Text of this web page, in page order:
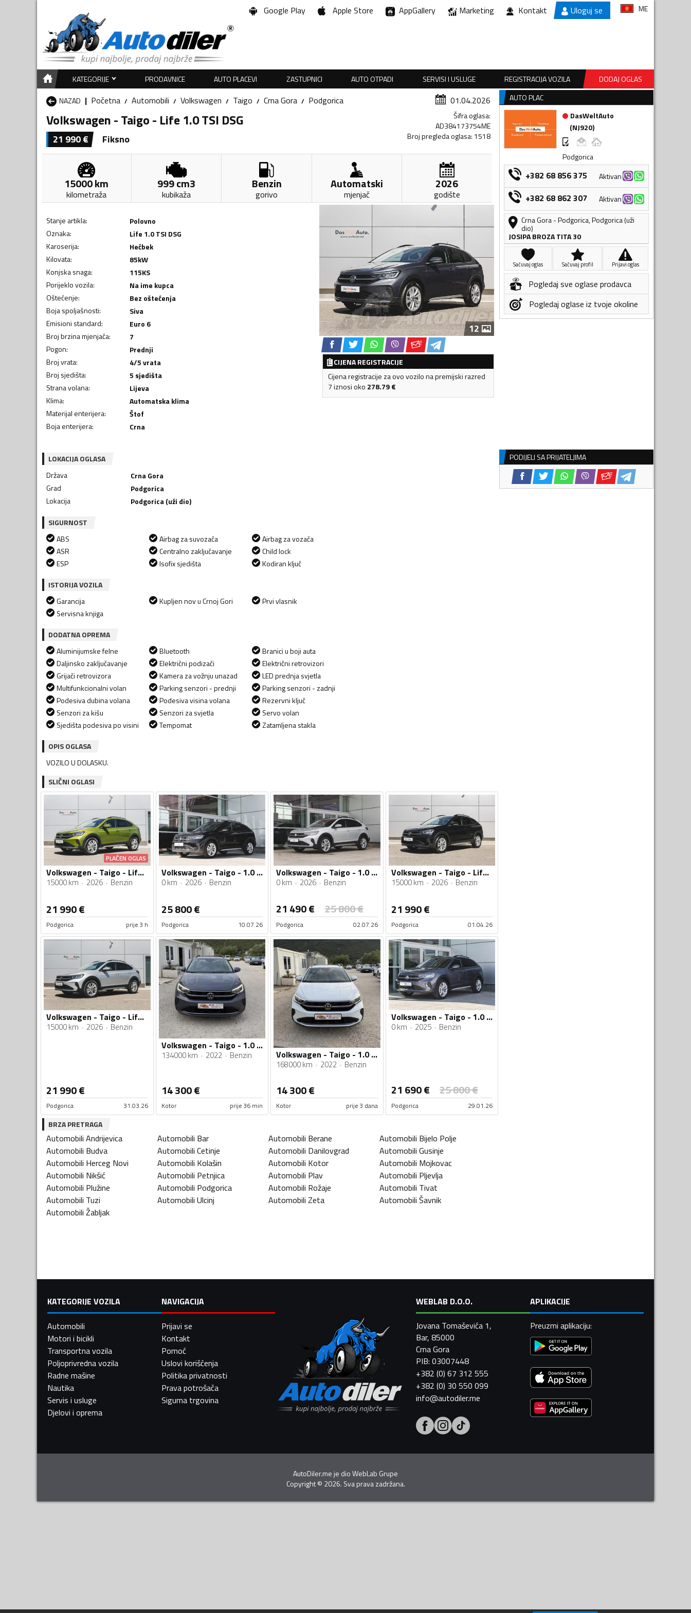
Google Play Apple Store AppGallery Marketing Kontakt Uloguj se ME
KATEGORIJE PRODAVNICE AUTO PLACEVI ZASTUPNICI AUTO OTPADI SERVISI I USLUGE REGISTRACIJA VOZILA
DODAJ OGLAS
NAZAD
Početna Automobili Volkswagen Taigo Crna Gora Podgorica 01.04.2026
Volkswagen - Taigo - Life 1.0 TSI DSG
21 990€ Fiksno
Šifra oglasa:
AD384173754ME
Broj pregleda oglasa: 1518
15000km
kilometraža
999cm3
kubikaža
Benzin
gorivo
Automatski
mjenjač
2026
godište
Stanje artikla:
Polovno
Oznaka:
Life 1.0 TSI DSG
Karoserija:
Hečbek
Kilovata: 85kW
Konjska snaga: 115KS
Porijeklo vozila:
Na ime kupca
Oštećenje:
Bez oštećenja
Boja spoljašnosti:
Siva
Emisioni standard:
Euro 6
Broj brzina mjenjača:
7
Pogon:
Prednji
Broj vrata:
4/5 vrata
Broj sjedišta:
5 sjedišta
Strana volana:
Lijeva
Klima:
Automatska klima
Materijal enterijera:
Štof
Boja enterijera: Crna
12
CIJENA REGISTRACIJE
Cijena registracije za ovo vozilo na premijski razred
7 iznosi oko 278.79€
LOKACIJA OGLASA
Država
Crna Gora
Grad
Podgorica
Lokacija
Podgorica (uži dio)
SIGURNOST
ABS
ASR
ESP
Airbag za suvozača
Centralno zaključavanje
Isofix sjedišta
Airbag za vozača
Child lock
Kodiran ključ
ISTORIJA VOZILA
Garancija
Servisna knjiga
Kupljen nov u Crnoj Gori Prvi vlasnik
DODATNA OPREMA
Aluminijumske felne
Daljinsko zaključavanje
Grijači retrovizora
Multifunkcionalni volan
Podesiva dubina volana
Senzori za kišu
Sjedišta podesiva po visini
Bluetooth
Električni podizači
Kamera za vožnju unazad
Parking senzori - prednji
Podesiva visina volana
Senzori za svjetla
Tempomat
Branici u boji auta
Električni retrovizori
LED prednja svjetla
Parking senzori - zadnji
Rezervni ključ
Servo volan
Zatamljena stakla
OPIS OGLASA
VOZILO U DOLASKU.
SLIČNI OGLASI
PLAĆEN OGLAS
Volkswagen - Taigo - Life 1.0 TSI DSG
15000 km 2026 Benzin
21 990€
Podgorica prije 3 h
Volkswagen - Taigo - 1.0 TSI
0 km 2026 Benzin
25 800€
Podgorica 10.07.26
Volkswagen - Taigo - 1.0 TSI
0 km 2026 Benzin
21 490€ 25 800€
Podgorica 02.07.26
Volkswagen - Taigo - Life 1.0 TSI DSG
15000 km 2026 Benzin
21 990€
Podgorica 01.04.26
Volkswagen - Taigo - Life 1.0 TSI DSG
15000 km 2026 Benzin
21 990€
Podgorica 31.03.26
Volkswagen - Taigo - 1.0 TSI 03/2023g
134000 km 2022 Benzin
14 300€
Kotor prije 36 min
Volkswagen - Taigo - 1.0 TSI 03/2023g
168000 km 2022 Benzin
14 300€
Kotor prije 3 dana
Volkswagen - Taigo - 1.0 TSI
0 km 2025 Benzin
21 690€ 25 800€
Podgorica 29.01.26
BRZA PRETRAGA
Automobili Andrijevica Automobili Bar Automobili Berane Automobili Bijelo Polje
Automobili Budva Automobili Cetinje Automobili Danilovgrad Automobili Gusinje
Automobili Herceg Novi Automobili Kolašin Automobili Kotor Automobili Mojkovac
Automobili Nikšić Automobili Petnjica Automobili Plav Automobili Pljevlja
Automobili Plužine Automobili Podgorica Automobili Rožaje Automobili Tivat
Automobili Tuzi Automobili Ulcinj Automobili Zeta Automobili Šavnik
Automobili Žabljak
AUTO PLAC
DasWeltAuto
(NJ920)
Podgorica
+382 68 856 375 Aktivan
+382 68 862 307
Aktivan
Crna Gora-Podgorica,Podgorica (uži
dio)
JOSIPA BROZA TITA 30
Sačuvaj oglas Sačuvaj profil Prijavi oglas
Pogledaj sve oglase prodavca
Pogledaj oglase iz tvoje okoline
PODIJELI SA PRIJATELJIMA
KATEGORIJE VOZILA
Automobili
Motori i bicikli
Transportna vozila
Poljoprivredna vozila
Radne mašine
Nautika
Servis i usluge
Djelovi i oprema
NAVIGACIJA
Prijavi se
Kontakt
Pomoć
Uslovi korišćenja
Politika privatnosti
Prava potrošača
Sigurna trgovina
WEBLAB D.O.O.
Jovana Tomaševića 1,
Bar, 85000
Crna Gora
PIB: 03007448
+382 (0) 67 312 555
+382 (0) 30 550 099
info@autodiler.me
APLIKACIJE
Preuzmi aplikaciju:
AutoDiler.me je dioWebLab Grupe
Copyright© 2026. Sva prava zadržana.